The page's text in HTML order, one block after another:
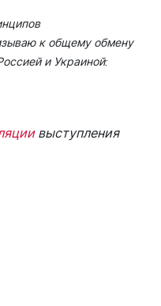
к общему обмену
и Украиной:
выступления